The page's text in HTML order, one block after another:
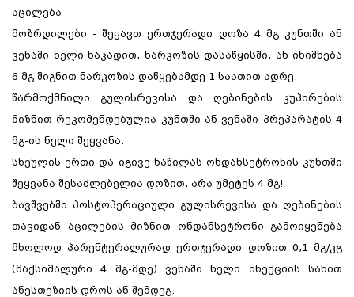
აცილება
მოზრდილები - შეყავთ ერთჯერადი დოზა 4 მგ კუნთში ან
ვენაში ნელი ნაკადით, ნარკოზის დასაწყისში, ან ინიშნება
6 მგ შიგნით ნარკოზის დაწყებამდე 1 საათით ადრე.
წარმოქმნილი გულისრევისა და ღებინების კუპირების
მიზნით რეკომენდებულია კუნთში ან ვენაში პრეპარატის 4
მგ-ის ნელი შეყვანა.
სხეულის ერთი და იგივე ნაწილას ონდანსეტრონის კუნთში
შეყვანა შესაძლებელია დოზით, არა უმეტეს 4 მგ!
ბავშვებში პოსტოპერაციული გულისრევისა და ღებინების
თავიდან აცილების მიზნით ონდანსეტრონი გამოიყენება
მხოლოდ პარენტერალურად ერთჯერადი დოზით 0,1 მგ/კგ
(მაქსიმალური 4 მგ-მდე) ვენაში ნელი ინექციის სახით
ანესთეზიის დროს ან შემდეგ.